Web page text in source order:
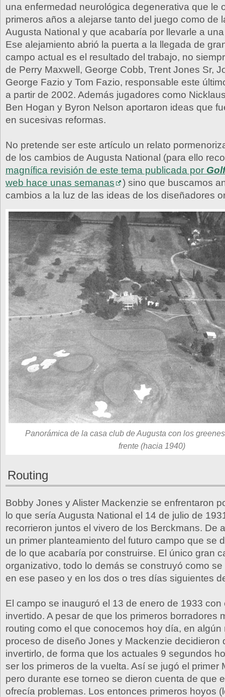
una enfermedad neurológica degenerativa que le
primeros años a alejarse tanto del juego como de
Augusta National y que acabaría por llevarle a
Ese alejamiento abrió la puerta a la llegada de
campo actual es el resultado del trabajo, no
de Perry Maxwell, George Cobb, Trent Jones Sr,
George Fazio y Tom Fazio, responsable este
a partir de 2002. Además jugadores como
Ben Hogan y Byron Nelson aportaron ideas que
en sucesivas reformas.
No pretende ser este artículo un relato
de los cambios de Augusta National (para ello
magnífica revisión de este tema publicada por
web hace unas semanas
) sino que buscamos
cambios a la luz de las ideas de los diseñadores
Panorámica de la casa club de Augusta con los
frente (hacia 1940)
Routing
Bobby Jones y Alister Mackenzie se enfrentaron
lo que sería Augusta National el 14 de julio de
recorrieron juntos el vivero de los Berckmans. De
un primer planteamiento del futuro campo que se
de lo que acabaría por construirse. El único gran
organizativo, todo lo demás se construyó como
en ese paseo y en los dos o tres días siguientes
El campo se inauguró el 13 de enero de 1933 con
invertido. A pesar de que los primeros borradores
routing como el que conocemos hoy día, en algún
proceso de diseño Jones y Mackenzie decidieron
invertirlo, de forma que los actuales 9 segundos
ser los primeros de la vuelta. Así se jugó el primer
pero durante ese torneo se dieron cuenta de que
ofrecía problemas. Los entonces primeros hoyos